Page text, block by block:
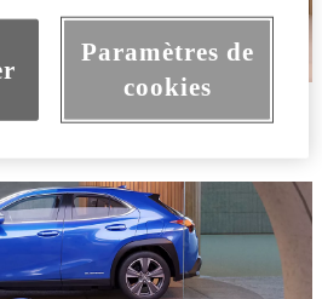
Paramètres de
cookies